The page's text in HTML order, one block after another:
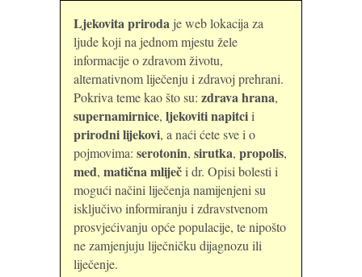
Ljekovita priroda je web lokacija za
ljude koji na jednom mjestu žele
informacije o zdravom životu,
alternativnom liječenju i zdravoj prehrani.
Pokriva teme kao što su: zdrava hrana,
supernamirnice, ljekoviti napitcii
prirodni lijekovi, a naći ćete sve i o
pojmovima: serotonin, sirutka, propolis,
med, matična mliječi dr. Opisi bolesti i
mogući načini liječenja namijenjeni su
isključivo informiranju i zdravstvenom
prosvjećivanju opće populacije, te nipošto
ne zamjenjuju liječničku dijagnozu ili
liječenje.